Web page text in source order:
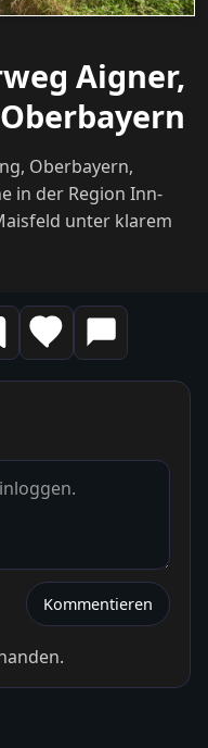
Aigner,
Oberbayern,
in der Region Inn-
unter klarem
Kommentieren